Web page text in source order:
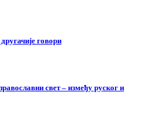
говори
свет – између руског и